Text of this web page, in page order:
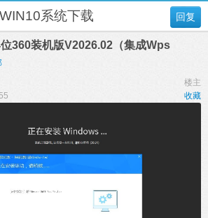
回复
WIN10系统下载
360装机版V2026.02（集成Wps
楼主
收藏